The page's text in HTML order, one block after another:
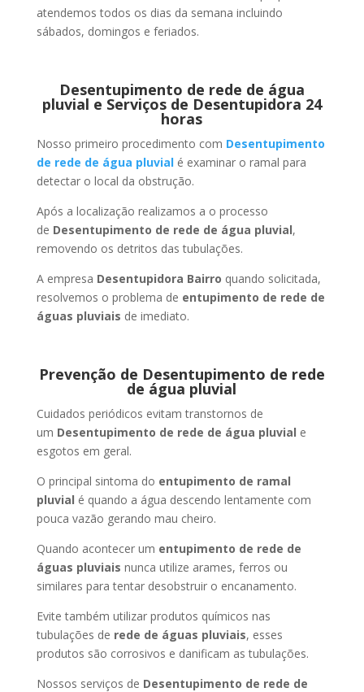
atendemos todos os dias da semana incluindo
sábados, domingos e feriados.
Desentupimento de rede de água
pluvial e Serviços de Desentupidora 24
horas
Nosso primeiro procedimento com Desentupimento
de rede de água pluvialé examinar o ramal para
detectar o local da obstrução.
Após a localização realizamos a o processo
de Desentupimento de rede de água pluvial,
removendo os detritos das tubulações.
A empresa Desentupidora Bairro quando solicitada,
resolvemos o problema de entupimento de rede de
águas pluviais de imediato.
Prevenção de Desentupimento de rede
de água pluvial
Cuidados periódicos evitam transtornos de
um Desentupimento de rede de água pluvial e
esgotos em geral.
O principal sintoma do entupimento de ramal
pluvial é quando a água descendo lentamente com
pouca vazão gerando mau cheiro.
Quando acontecer um entupimento de rede de
águas pluviais nunca utilize arames, ferros ou
similares para tentar desobstruir o encanamento.
Evite também utilizar produtos químicos nas
tubulações de rede de águas pluviais, esses
produtos são corrosivos e danificam as tubulações.
Nossos serviços de Desentupimento de rede de